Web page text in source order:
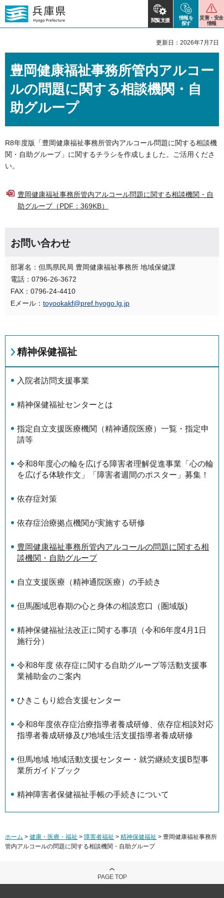
閲覧支援
情報を
探す
災害・安全
情報
更新日：2026年7月7日
豊岡健康福祉事務所管内アルコー
ルの問題に関する相談機関・自
助グループ
R8年度版「豊岡健康福祉事務所管内アルコール問題に関する相談機
関・自助グループ」に関するチラシを作成しました。ご活用くださ
い。
豊岡健康福祉事務所管内アルコール問題に関する相談機関・自
助グループ（PDF：369KB）
お問い合わせ
部署名：但馬県民局 豊岡健康福祉事務所 地域保健課
電話：0796-26-3672
FAX：0796-24-4410
Eメール： toyookakf@pref.hyogo.lg.jp
精神保健福祉
入院者訪問支援事業
精神保健福祉センターとは
指定自立支援医療機関（精神通院医療）一覧・指定申
請等
令和8年度心の輪を広げる障害者理解促進事業「心の輪
を広げる体験作文」「障害者週間のポスター」募集！
依存症対策
依存症治療拠点機関が実施する研修
豊岡健康福祉事務所管内アルコールの問題に関する相
談機関・自助グループ
自立支援医療（精神通院医療）の手続き
但馬圏域思春期の心と身体の相談窓口（圏域版)
精神保健福祉法改正に関する事項（令和6年度4月1日
施行分）
令和8年度 依存症に関する自助グループ等活動支援事
業補助金のご案内
ひきこもり総合支援センター
令和8年度依存症治療指導者養成研修、依存症相談対応
指導者養成研修及び地域生活支援指導者養成研修
但馬地域 地域活動支援センター・就労継続支援B型事
業所ガイドブック
精神障害者保健福祉手帳の手続きについて
ホーム > 健康・医療・福祉 > 障害者福祉 > 精神保健福祉 > 豊岡健康福祉事務所
管内アルコールの問題に関する相談機関・自助グループ
PAGE TOP